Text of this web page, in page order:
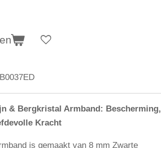
& Bergkristal Armband: Bescherming,
Kracht
is gemaakt van 8 mm Zwarte